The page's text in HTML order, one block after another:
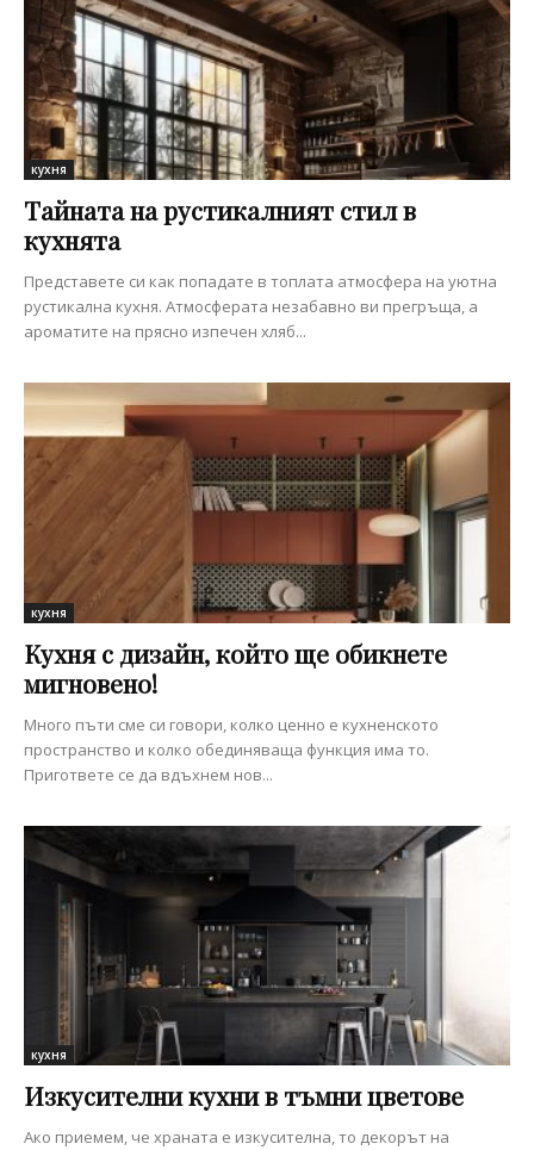
кухня
Тайната на рустикалният стил в
кухнята
Представете си как попадате в топлата атмосфера на уютна
рустикална кухня. Атмосферата незабавно ви прегръща, а
ароматите на прясно изпечен хляб...
кухня
Кухня с дизайн, който ще обикнете
мигновено!
Много пъти сме си говори, колко ценно е кухненското
пространство и колко обединяваща функция има то.
Пригответе се да вдъхнем нов...
кухня
Изкусителни кухни в тъмни цветове
Ако приемем, че храната е изкусителна, то декорът на